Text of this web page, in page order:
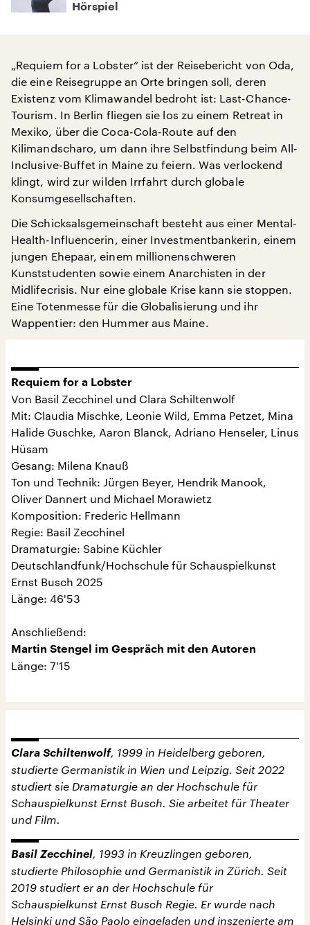
Hörspiel
„Requiem for a Lobster“ ist der Reisebericht von Oda,
die eine Reisegruppe an Orte bringen soll, deren
Existenz vom Klimawandel bedroht ist: Last-Chance-
Tourism. In Berlin fliegen sie los zu einem Retreat in
Mexiko, über die Coca-Cola-Route auf den
Kilimandscharo, um dann ihre Selbstfindung beim All-
Inclusive-Buffet in Maine zu feiern. Was verlockend
klingt, wird zur wilden Irrfahrt durch globale
Konsumgesellschaften.
Die Schicksalsgemeinschaft besteht aus einer Mental-
Health-Influencerin, einer Investmentbankerin, einem
jungen Ehepaar, einem millionenschweren
Kunststudenten sowie einem Anarchisten in der
Midlifecrisis. Nur eine globale Krise kann sie stoppen.
Eine Totenmesse für die Globalisierung und ihr
Wappentier: den Hummer aus Maine.
Requiem for a Lobster
Von Basil Zecchinel und Clara Schiltenwolf
Mit: Claudia Mischke, Leonie Wild, Emma Petzet, Mina
Halide Guschke, Aaron Blanck, Adriano Henseler, Linus
Hüsam
Gesang: Milena Knauß
Ton und Technik: Jürgen Beyer, Hendrik Manook,
Oliver Dannert und Michael Morawietz
Komposition: Frederic Hellmann
Regie: Basil Zecchinel
Dramaturgie: Sabine Küchler
Deutschlandfunk/Hochschule für Schauspielkunst
Ernst Busch 2025
Länge: 46'53
Anschließend:
Martin Stengel im Gespräch mit den Autoren
Länge: 7'15
Clara Schiltenwolf, 1999 in Heidelberg geboren,
studierte Germanistik in Wien und Leipzig. Seit 2022
studiert sie Dramaturgie an der Hochschule für
Schauspielkunst Ernst Busch. Sie arbeitet für Theater
und Film.
Basil Zecchinel, 1993 in Kreuzlingen geboren,
studierte Philosophie und Germanistik in Zürich. Seit
2019 studiert er an der Hochschule für
Schauspielkunst Ernst Busch Regie. Er wurde nach
Helsinki und São Paolo eingeladen und inszenierte am